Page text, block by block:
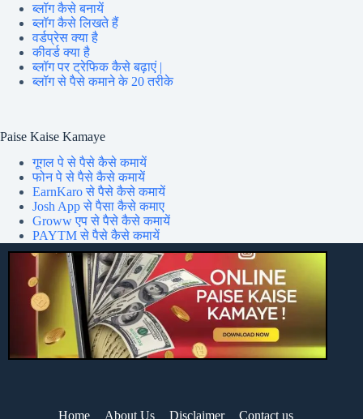
ब्लॉग कैसे बनायें
ब्लॉग कैसे लिखते हैं
वर्डप्रेस क्या है
कीवर्ड क्या है
ब्लॉग पर ट्रेफिक कैसे बढ़ाएं |
ब्लॉग से पैसे कमाने के 20 तरीके
Paise Kaise Kamaye
गूगल पे से पैसे कैसे कमायें
फोन पे से पैसे कैसे कमायें
EarnKaro से पैसे कैसे कमायें
Josh App से पैसा कैसे कमाए
Groww एप से पैसे कैसे कमायें
PAYTM से पैसे कैसे कमायें
Home About Us Disclaimer Contact us